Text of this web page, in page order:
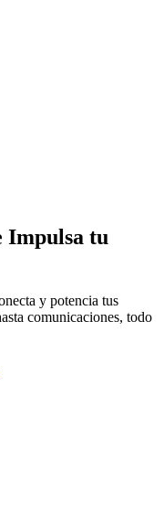
Impulsa tu
y potencia tus
comunicaciones, todo